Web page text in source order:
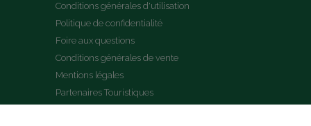
Conditions générales d'utilisation
Politique de confidentialité
Foire aux questions
Conditions générales de vente
Mentions légales
Partenaires Touristiques